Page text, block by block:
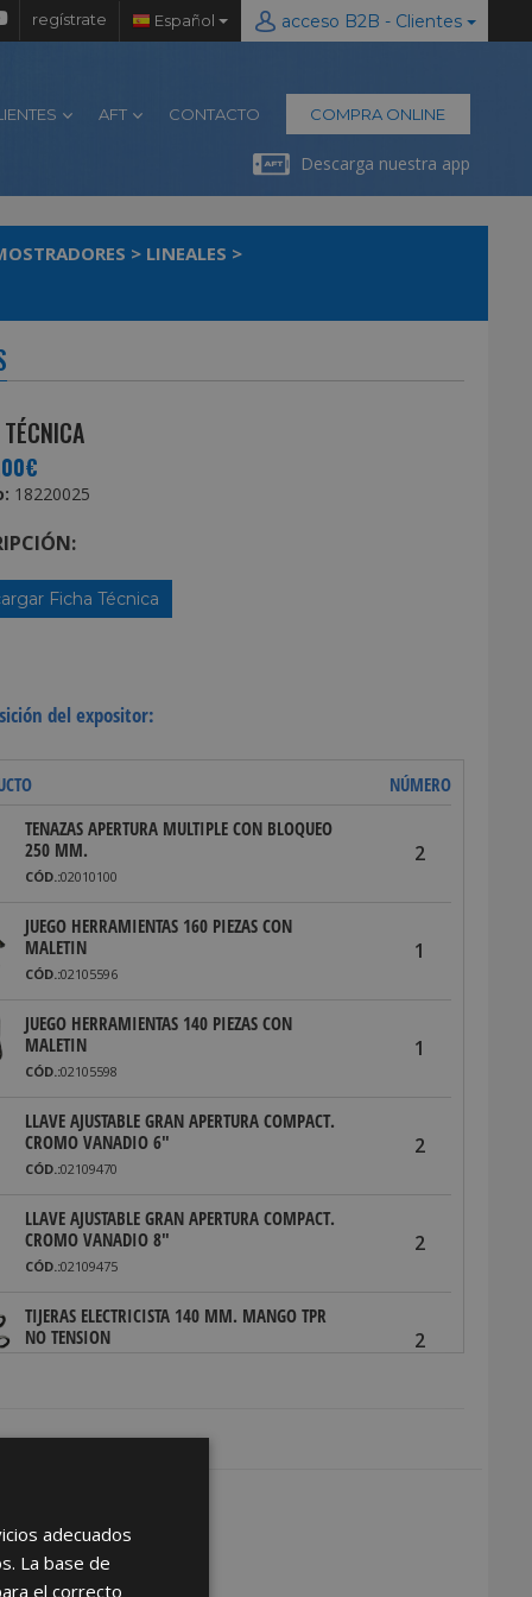
regístrate Español acceso B2B - Clientes
AFT CONTACTO COMPRA ONLINE
Descarga nuestra app
> LINEALES >
18220025
Ficha Técnica
del expositor:
NÚMERO
TENAZAS APERTURA MULTIPLE CON BLOQUEO
250 MM.
CÓD.:02010100
2
JUEGO HERRAMIENTAS 160 PIEZAS CON
MALETIN
CÓD.:02105596
1
JUEGO HERRAMIENTAS 140 PIEZAS CON
MALETIN
CÓD.:02105598
1
LLAVE AJUSTABLE GRAN APERTURA COMPACT.
CROMO VANADIO 6"
CÓD.:02109470
2
LLAVE AJUSTABLE GRAN APERTURA COMPACT.
CROMO VANADIO 8"
CÓD.:02109475
2
TIJERAS ELECTRICISTA 140 MM. MANGO TPR
NO TENSION
2
PLUS NO TENSION CON FUNDA
CÓD.:02221332
JUEGO DESTORNILLADORES 7 PIEZAS MANGO
de ser distribuidor
adecuados
La base de
el correcto